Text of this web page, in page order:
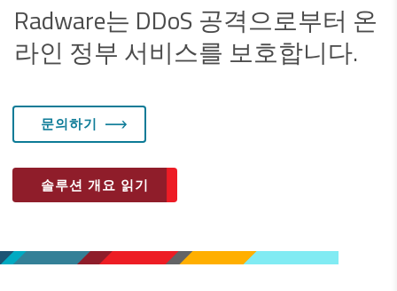
Radware는 DDoS 공격으로부터 온
라인 정부 서비스를 보호합니다.
문의하기
솔루션 개요 읽기